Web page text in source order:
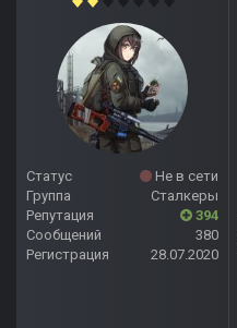
Статус
Не в сети
Группа
Сталкеры
Репутация
394
Сообщений
380
Регистрация
28.07.2020